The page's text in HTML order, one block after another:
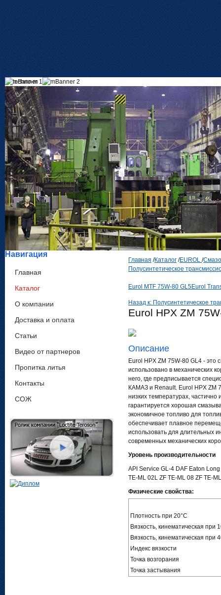
Навигация
Главная
Каталог
О компании
Доставка и оплата
Статьи
Видео от партнеров
Пропитка литья
Контакты
СОЖ
Главная /Каталог /EUROL /
Полусинтетическое
Eurol MTF 75W-80 GL5Eurol
Назад к: Полусинтетическое
Eurol HPX ZM
Описание
Eurol HPX ZM 75W-80 GL4 - это
использовано в механических
него, где предписывается
КАМАЗ и Renault. Eurol HPX ZM
низких температурах, частично
гарантируется хорошая
экономичное топливо для
обеспечивает плавное
использовать для длительных
современных механических
Уровень производительности
API Service GL-4 DAF Eaton
TE-ML 02L ZF TE-ML 08 ZF TE-
Физические свойства:
Плотность при 20°C
Вязкость, кинематическая при
Вязкость, кинематическая при
Индекс вязкости
Точка возгорания
Точка застывания